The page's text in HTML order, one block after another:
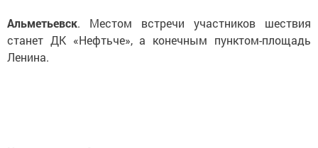
Альметьевск. Местом встречи участников шествия
станет ДК «Нефтьче», а конечным пунктом-площадь
Ленина.